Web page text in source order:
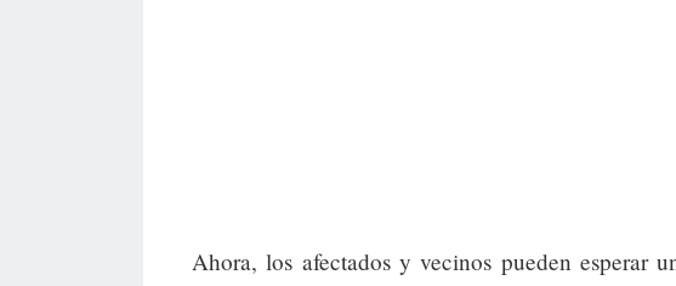
Ahora, los afectados y vecinos pueden esperar